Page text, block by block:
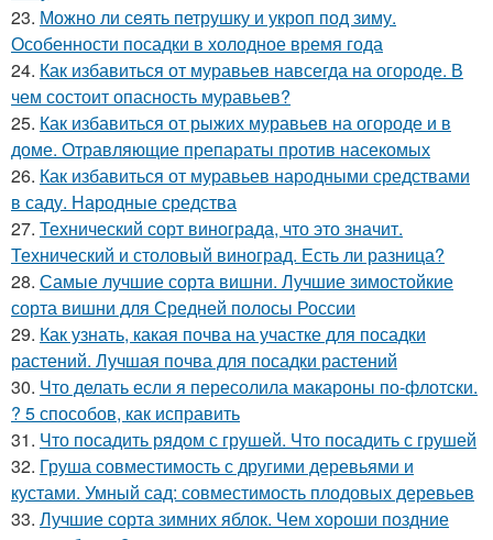
23. Можно ли сеять петрушку и укроп под зиму.
Особенности посадки в холодное время года
24. Как избавиться от муравьев навсегда на огороде. В
чем состоит опасность муравьев?
25. Как избавиться от рыжих муравьев на огороде и в
доме. Отравляющие препараты против насекомых
26. Как избавиться от муравьев народными средствами
в саду. Народные средства
27. Технический сорт винограда, что это значит.
Технический и столовый виноград. Есть ли разница?
28. Самые лучшие сорта вишни. Лучшие зимостойкие
сорта вишни для Средней полосы России
29. Как узнать, какая почва на участке для посадки
растений. Лучшая почва для посадки растений
30. Что делать если я пересолила макароны по-флотски.
? 5 способов, как исправить
31. Что посадить рядом с грушей. Что посадить с грушей
32. Груша совместимость с другими деревьями и
кустами. Умный сад: совместимость плодовых деревьев
33. Лучшие сорта зимних яблок. Чем хороши поздние